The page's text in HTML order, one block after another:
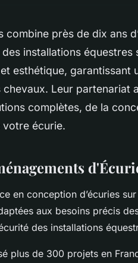
combine près de dix ans
installations équestres
esthétique, garantissant
Leur partenariat
complètes, de la
votre écurie.
en conception d’écuries
aux besoins précis
des installations
plus de 300 projets en